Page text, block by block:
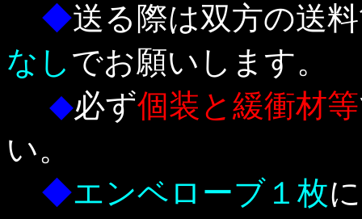
◆送る際は双方の送
なし でお願いします。
◆必ず個装と緩衝材等
い。
◆エンベローブ１枚に